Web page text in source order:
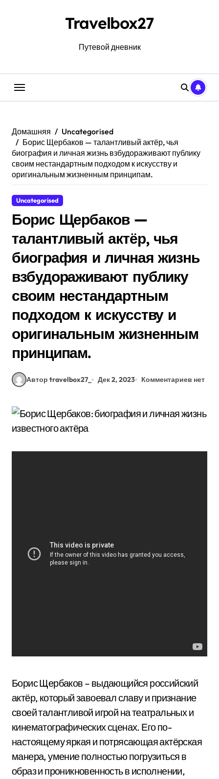
Travelbox27
Путевой дневник
Домашняя
Uncategorised
Борис Щербаков — талантливый актёр, чья
биография и личная жизнь взбудораживают публику
своим нестандартным подходом к искусству и
оригинальным жизненным принципам.
Uncategorised
Борис Щербаков —
талантливый актёр, чья
биография и личная жизнь
взбудораживают публику
своим нестандартным
подходом к искусству и
оригинальным жизненным
принципам.
Автор travelbox27_ Дек 2, 2023 Комментариев нет
Борис Щербаков – выдающийся российский
актёр, который завоевал славу и признание
своей талантливой игрой на театральных и
кинематографических сценах. Его по-
настоящему яркая и потрясающая актёрская
манера, умение полностью погрузиться в
образ и проникновенность в исполнении,